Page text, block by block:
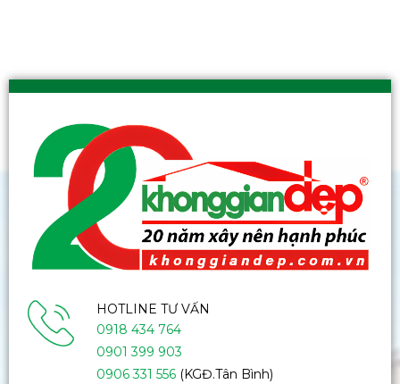
HOTLINE TƯ VẤN
0918 434 764
0901 399 903
0906 331 556(KGĐ.Tân Bình)